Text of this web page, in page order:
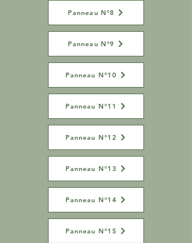
Panneau N°8
Panneau N°9
Panneau N°10
Panneau N°11
Panneau N°12
Panneau N°13
Panneau N°14
Panneau N°15